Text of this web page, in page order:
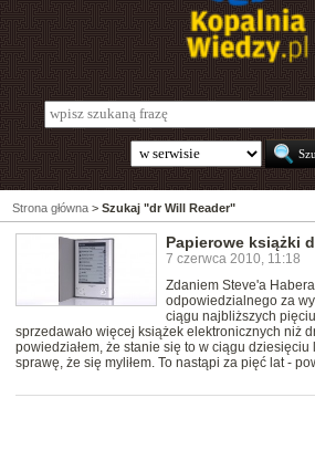
Strona główna > Szukaj "dr Will Reader"
Papierowe książki
7 czerwca 2010, 11:18
Zdaniem Steve'a
odpowiedzialnego za
ciągu najbliższych
sprzedawało więcej książek elektronicznych niż
powiedziałem, że stanie się to w ciągu dziesięciu
sprawę, że się myliłem. To nastąpi za pięć lat -